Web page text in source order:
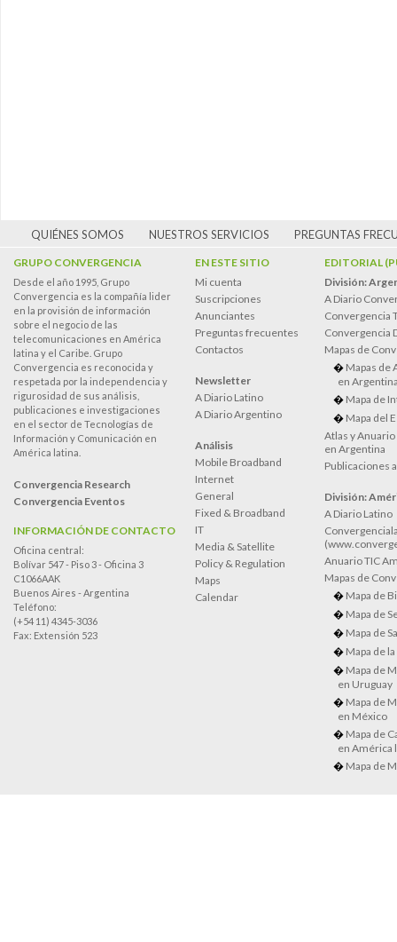
QUIÉNES SOMOS NUESTROS SERVICIOS PREGUNTAS
GRUPO CONVERGENCIA
Desde el año 1995, Grupo
Convergencia es la compañía lider
en la provisión de información
sobre el negocio de las
telecomunicaciones en América
latina y el Caribe. Grupo
Convergencia es reconocida y
respetada por la independencia y
rigurosidad de sus análisis,
publicaciones e investigaciones
en el sector de Tecnologías de
Información y Comunicación en
América latina.
Convergencia Research
Convergencia Eventos
INFORMACIÓN DE CONTACTO
Oficina central:
Bolívar 547 - Piso 3 - Oficina 3
C1066AAK
Buenos Aires - Argentina
Teléfono:
(+54 11) 4345-3036
Fax: Extensión 523
EN ESTE SITIO
Mi cuenta
Suscripciones
Anunciantes
Preguntas frecuentes
Contactos
Newsletter
A Diario Latino
A Diario Argentino
Análisis
Mobile Broadband
Internet
General
Fixed & Broadband
IT
Media & Satellite
Policy & Regulation
Maps
Calendar
EDITORIAL
División:
A Diario
Convergencia
Convergencia
Mapas de
Mapas de
en
Mapa de
Mapa del
Atlas y
en Argentina
Publicaciones
División:
A Diario Latino
Anuario TIC
Mapas de
Mapa de
Mapa de
Mapa de
Mapa de
Mapa de
en Uruguay
Mapa de
en México
Mapa de
en América
Mapa de